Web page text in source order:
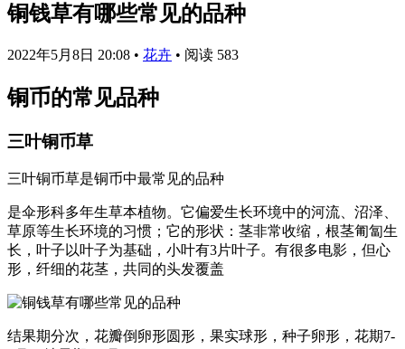
铜钱草有哪些常见的品种
2022年5月8日 20:08 • 花卉 • 阅读 583
铜币的常见品种
三叶铜币草
三叶铜币草是铜币中最常见的品种
是伞形科多年生草本植物。它偏爱生长环境中的河流、沼泽、
草原等生长环境的习惯；它的形状：茎非常收缩，根茎匍匐生
长，叶子以叶子为基础，小叶有3片叶子。有很多电影，但心
形，纤细的花茎，共同的头发覆盖
结果期分次，花瓣倒卵形圆形，果实球形，种子卵形，花期7-